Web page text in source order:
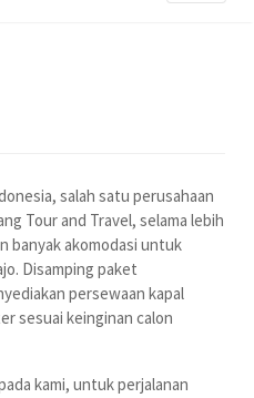
salah satu perusahaan
Tour and Travel, selama lebih
banyak akomodasi untuk
Disamping paket
persewaan kapal
sesuai keinginan calon
kami, untuk perjalanan